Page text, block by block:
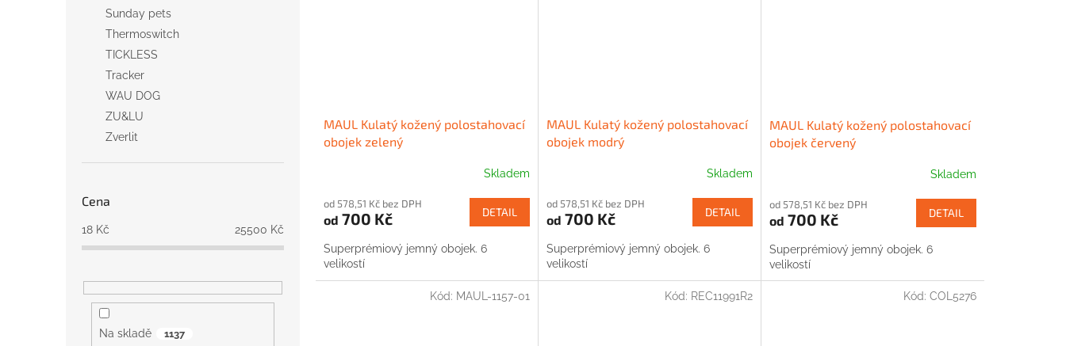
Sunday pets
Thermoswitch
TICKLESS
Tracker
WAU DOG
ZU&LU
Zverlit
Cena
18 Kč 25500 Kč
Na skladě 1137
MAUL Kulatý kožený polostahovací
obojek zelený
Skladem
od 578,51 Kč bez DPH
od 700 Kč DETAIL
Superprémiový jemný obojek. 6
velikostí
MAUL Kulatý kožený polostahovací
obojek modrý
Skladem
od 578,51 Kč bez DPH
od 700 Kč DETAIL
Superprémiový jemný obojek. 6
velikostí
MAUL Kulatý kožený polostahovací
obojek červený
Skladem
od 578,51 Kč bez DPH
od 700 Kč DETAIL
Superprémiový jemný obojek. 6
velikostí
Kód: MAUL-1157-01 Kód: REC11991R2 Kód: COL5276